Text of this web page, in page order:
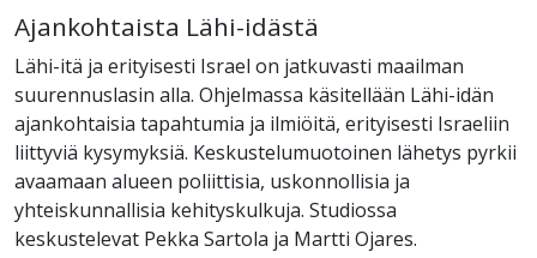
Ajankohtaista Lähi-idästä
Lähi-itä ja erityisesti Israel on jatkuvasti maailman
suurennuslasin alla. Ohjelmassa käsitellään Lähi-idän
ajankohtaisia tapahtumia ja ilmiöitä, erityisesti Israeliin
liittyviä kysymyksiä. Keskustelumuotoinen lähetys pyrkii
avaamaan alueen poliittisia, uskonnollisia ja
yhteiskunnallisia kehityskulkuja. Studiossa
keskustelevat Pekka Sartola ja Martti Ojares.